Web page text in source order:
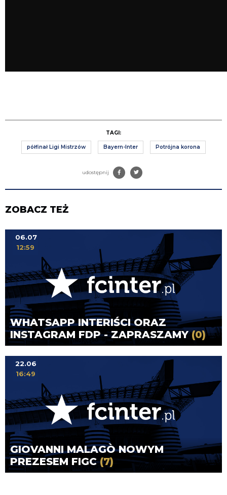
TAGI:
półfinał Ligi Mistrzów Bayern-Inter Potrójna korona
udostępnij
ZOBACZ TEŻ
WHATSAPP INTERIŚCI ORAZ
INSTAGRAM FDP - ZAPRASZAMY(0)
06.07
12:59
GIOVANNI MALAGÒ NOWYM
PREZESEM FIGC(7)
22.06
16:49